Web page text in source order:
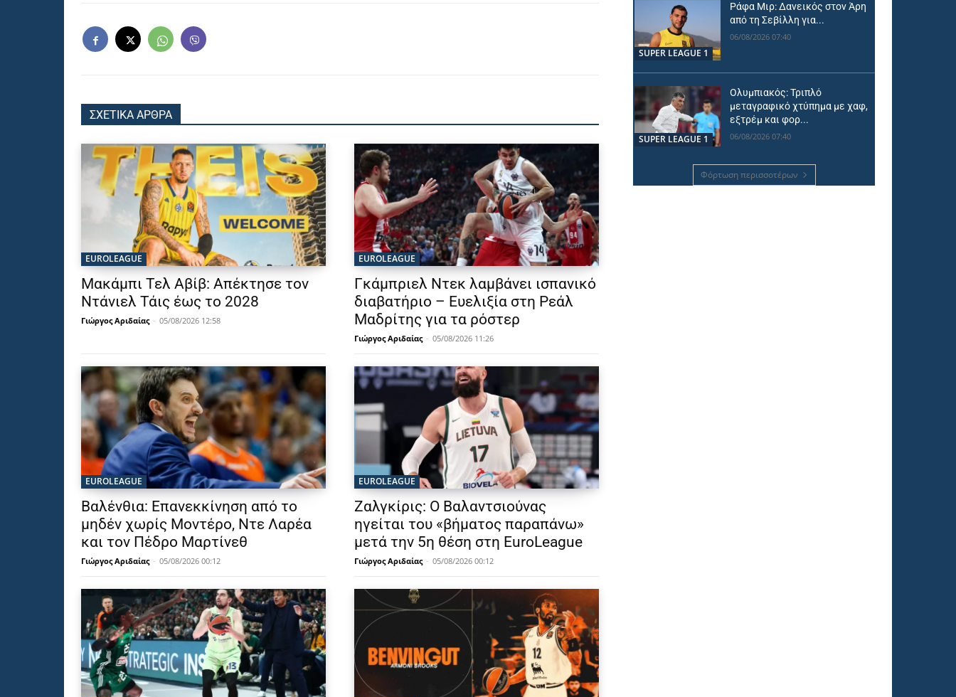
ΣΧΕΤΙΚΑ ΑΡΘΡΑ
EUROLEAGUE
Μακάμπι Τελ Αβίβ: Απέκτησε τον
Ντάνιελ Τάις έως το 2028
Γιώργος Αριδαίας - 05/08/2026 12:58
EUROLEAGUE
Γκάμπριελ Ντεκ λαμβάνει ισπανικό
διαβατήριο – Ευελιξία στη Ρεάλ
Μαδρίτης για τα ρόστερ
Γιώργος Αριδαίας - 05/08/2026 11:26
EUROLEAGUE
Βαλένθια: Επανεκκίνηση από το
μηδέν χωρίς Μοντέρο, Ντε Λαρέα
και τον Πέδρο Μαρτίνεθ
Γιώργος Αριδαίας - 05/08/2026 00:12
EUROLEAGUE
Ζαλγκίρις: Ο Βαλαντσιούνας
ηγείται του «βήματος παραπάνω»
μετά την 5η θέση στη EuroLeague
Γιώργος Αριδαίας - 05/08/2026 00:12
SUPER LEAGUE 1
Ράφα Μιρ: Δανεικός στον Άρη
από τη Σεβίλλη για...
06/08/2026 07:40
SUPER LEAGUE 1
Ολυμπιακός: Τριπλό
μεταγραφικό χτύπημα με χαφ,
εξτρέμ και φορ...
06/08/2026 07:40
Φόρτωση περισσοτέρων